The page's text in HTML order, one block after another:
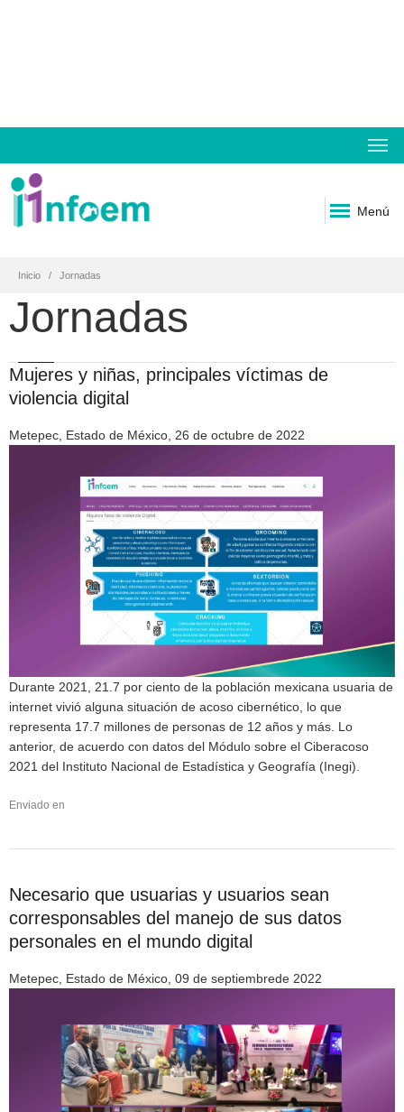
Menú
Inicio Jornadas
Jornadas
Mujeres y niñas, principales víctimas de
violencia digital
Metepec, Estado de México, 26 de octubre de 2022
Durante 2021, 21.7 por ciento de la población mexicana usuaria de
internet vivió alguna situación de acoso cibernético, lo que
representa 17.7 millones de personas de 12 años y más. Lo
anterior, de acuerdo con datos del Módulo sobre el Ciberacoso
2021 del Instituto Nacional de Estadística y Geografía (Inegi).
Enviado en
Necesario que usuarias y usuarios sean
corresponsables del manejo de sus datos
personales en el mundo digital
Metepec, Estado de México, 09 de septiembrede 2022